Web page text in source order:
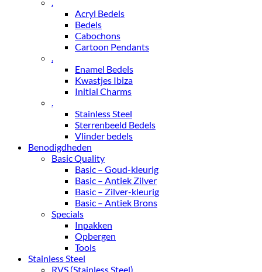
Acryl Bedels
Bedels
Cabochons
Cartoon Pendants
.
Enamel Bedels
Kwastjes Ibiza
Initial Charms
.
Stainless Steel
Sterrenbeeld Bedels
Vlinder bedels
Benodigdheden
Basic Quality
Basic – Goud-kleurig
Basic – Antiek Zilver
Basic – Zilver-kleurig
Basic – Antiek Brons
Specials
Inpakken
Opbergen
Tools
Stainless Steel
RVS (Stainless Steel)